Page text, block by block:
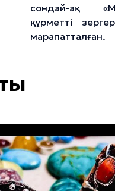
сондай-ақ
құрметті
марапатталған.